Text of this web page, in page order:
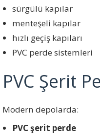
sürgülü kapılar
menteşeli kapılar
hızlı geçiş kapıları
PVC perde sistemleri
PVC Şerit
Modern depolarda:
PVC şerit perde